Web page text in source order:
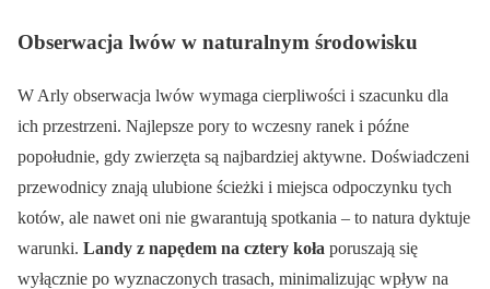
Obserwacja lwów w naturalnym środowisku
W Arly obserwacja lwów wymaga cierpliwości i szacunku dla
ich przestrzeni. Najlepsze pory to wczesny ranek i późne
popołudnie, gdy zwierzęta są najbardziej aktywne. Doświadczeni
przewodnicy znają ulubione ścieżki i miejsca odpoczynku tych
kotów, ale nawet oni nie gwarantują spotkania – to natura dyktuje
warunki. Landy z napędem na cztery koła poruszają się
wyłącznie po wyznaczonych trasach, minimalizując wpływ na